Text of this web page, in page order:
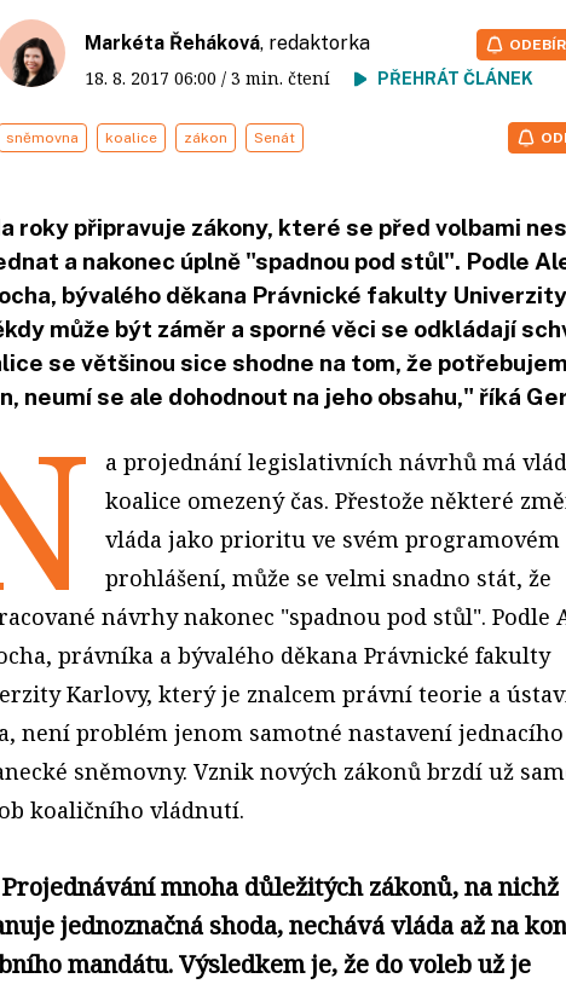
Markéta Řeháková, redaktorka
18. 8. 2017 06:00 / 3 min. čtení PŘEHRÁT ČLÁNEK
sněmovna koalice zákon Senát
roky připravuje zákony, které se před volbami
a nakonec úplně "spadnou pod stůl". Podle
bývalého děkana Právnické fakulty
může být záměr a sporné věci se odkládají
se většinou sice shodne na tom, že
neumí se ale dohodnout na jeho obsahu," říká
a projednání legislativních návrhů má
koalice omezený čas. Přestože některé
vláda jako prioritu ve svém programovém
prohlášení, může se velmi snadno stát, že
návrhy nakonec "spadnou pod stůl". Podle
právníka a bývalého děkana Právnické fakulty
Karlovy, který je znalcem právní teorie a
není problém jenom samotné nastavení
sněmovny. Vznik nových zákonů brzdí už
koaličního vládnutí.
mnoha důležitých zákonů, na nichž
jednoznačná shoda, nechává vláda až na
mandátu. Výsledkem je, že do voleb už je